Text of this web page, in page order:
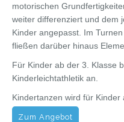
motorischen
weiter differenziert und dem
Kinder angepasst. Im
fließen darüber hinaus
Für Kinder ab der 3. Klasse
Kinderleichtathletik an.
Kindertanzen wird für Kinder
Zum Angebot